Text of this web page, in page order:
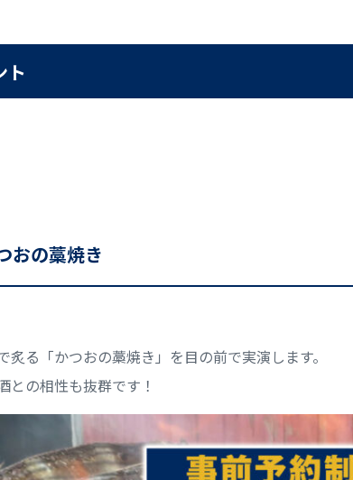
ト
の藁焼き
る「かつおの藁焼き」を目の前で実演します。
との相性も抜群です！